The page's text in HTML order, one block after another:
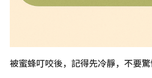
被蜜蜂叮咬後，記得先冷靜，不要